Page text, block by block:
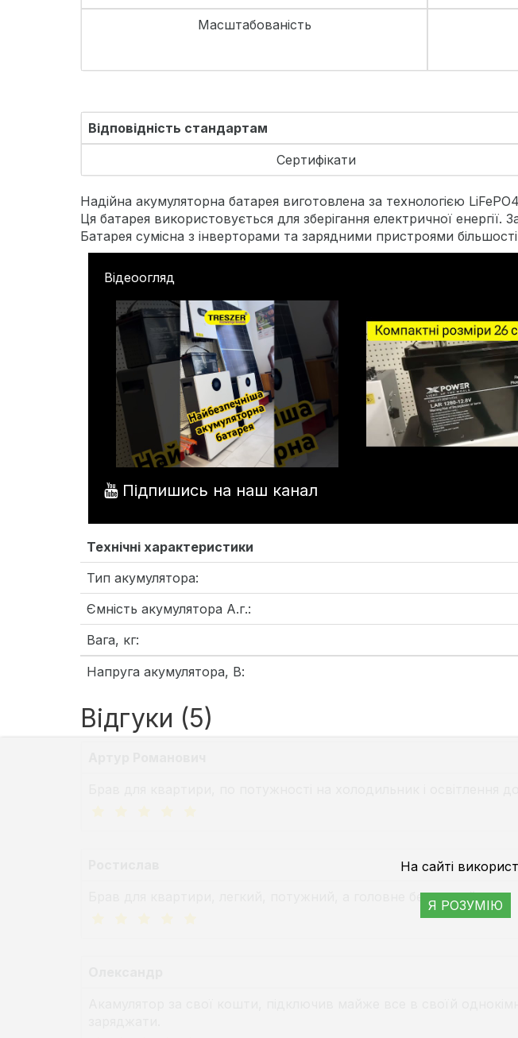
Масштабованість
Відповідність стандартам
Сертифікати
Надійна акумуляторна батарея виготовлена за технологією
Ця батарея використовується для зберігання електричної
Батарея сумісна з інверторами та зарядними пристроями
Відеоогляд
Підпишись на наш канал
Технічні характеристики
Тип акумулятора:
Ємність акумулятора А.г.:
Вага, кг:
Напруга акумулятора, В:
Відгуки (5)
Брав для квартири, легкий, потужний, а головне безпечний.
На сайті
Я РОЗУМІЮ